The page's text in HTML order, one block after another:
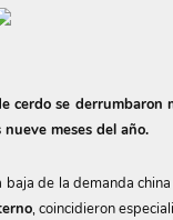
cerdo se
meses del año.
baja de la demanda
, coincidieron